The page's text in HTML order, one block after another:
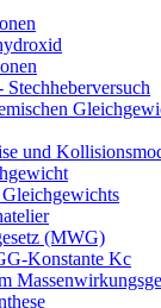
und
(MWG)
Konstante Kc